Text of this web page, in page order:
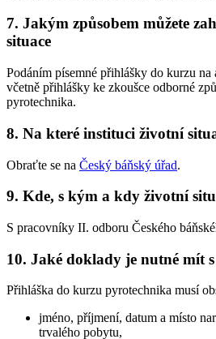
7. Jakým způsobem můžete
situace
Podáním písemné přihlášky do kurzu na
včetně přihlášky ke zkoušce odborné
pyrotechnika.
8. Na které instituci životní
Obraťte se na Český báňský úřad.
9. Kde, s kým a kdy životní
S pracovníky II. odboru Českého
10. Jaké doklady je nutné mít s
Přihláška do kurzu pyrotechnika musí
jméno, příjmení, datum a místo
trvalého pobytu,